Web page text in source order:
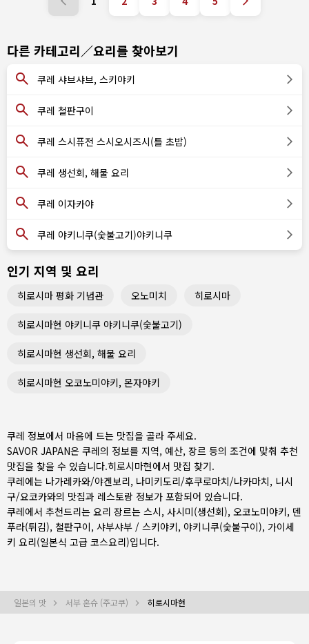
다른 카테고리／요리를 찾아보기
쿠레 샤브샤브, 스키야키
쿠레 철판구이
쿠레 스시퓨전 스시오시즈시(틀 초밥)
쿠레 생선회, 해물 요리
쿠레 이자카야
쿠레 야키니쿠(숯불고기)야키니쿠
인기 지역 및 요리
히로시마 평화 기념관 오노미치 히로시마
히로시마현 야키니쿠 야키니쿠(숯불고기)
히로시마현 생선회, 해물 요리
히로시마현 오코노미야키, 몬자야키
쿠레 정보에서 마음에 드는 맛집을 골라 주세요.
SAVOR JAPAN은 쿠레의 정보를 지역, 예산, 장르 등의 조건에 맞춰 추천
맛집을 찾을 수 있습니다.히로시마현에서 맛집 찾기.
쿠레에는 나가레카와/야겐보리, 나미키도리/후쿠로마치/나카마치, 니시
구/요코카와의 맛집과 레스토랑 정보가 포함되어 있습니다.
쿠레에서 추천드리는 요리 장르는 스시, 사시미(생선회), 오코노미야키, 덴
푸라(튀김), 철판구이, 샤부샤부 / 스키야키, 야키니쿠(숯불구이), 가이세
키 요리(일본식 고급 코스요리)입니다.
일본의 맛 서부 혼슈 (주고쿠) 히로시마현